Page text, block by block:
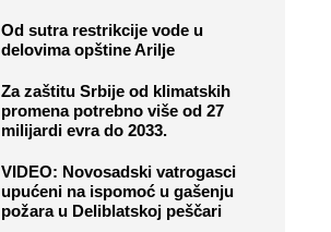
Od sutra restrikcije vode u
delovima opštine Arilje
Za zaštitu Srbije od klimatskih
promena potrebno više od 27
milijardi evra do 2033.
VIDEO: Novosadski vatrogasci
upućeni na ispomoć u gašenju
požara u Deliblatskoj peščari